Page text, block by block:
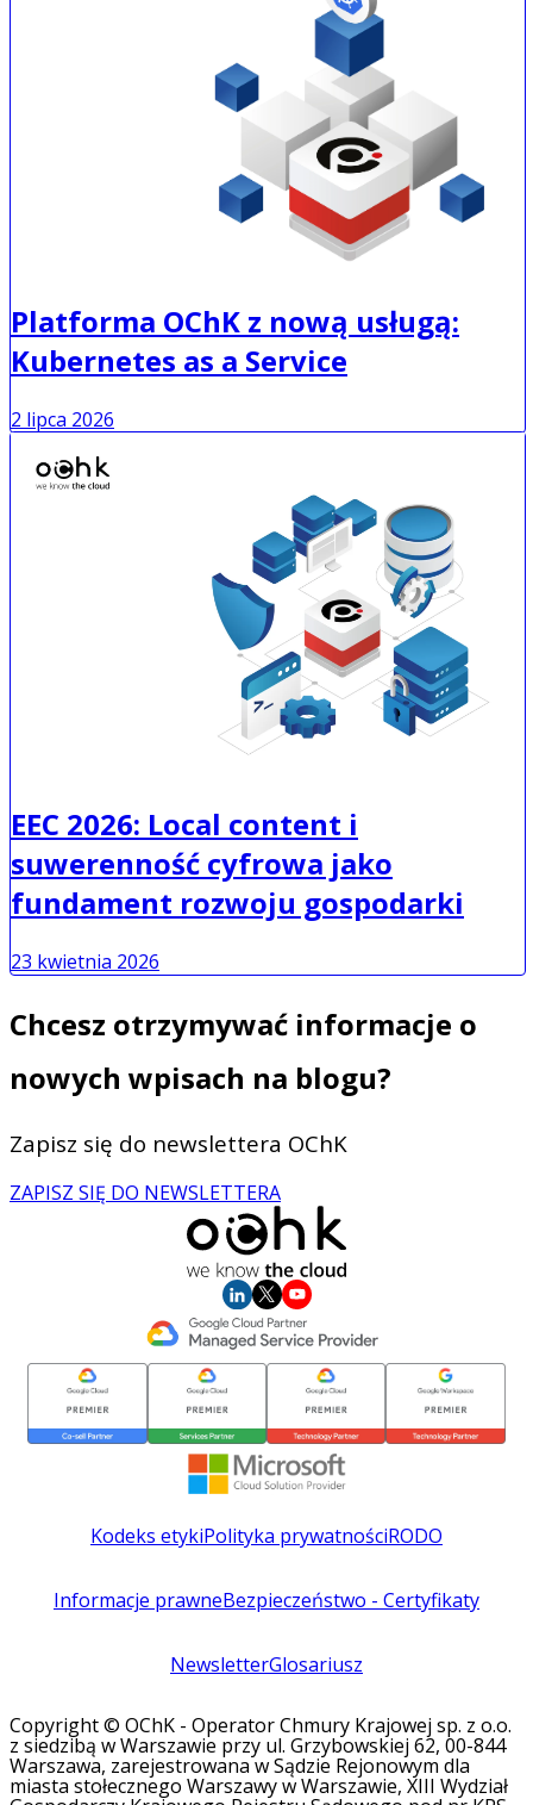
Platforma OChK z nową usługą:
Kubernetes as a Service
2 lipca 2026
EEC 2026: Local content i
suwerenność cyfrowa jako
fundament rozwoju gospodarki
23 kwietnia 2026
Chcesz otrzymywać informacje o
nowych wpisach na blogu?
Zapisz się do newslettera OChK
ZAPISZ SIĘ DO NEWSLETTERA
Kodeks etykiPolityka prywatnościRODO
Informacje prawneBezpieczeństwo - Certyfikaty
NewsletterGlosariusz
Copyright © OChK - Operator Chmury Krajowej sp. z o.o.
z siedzibą w Warszawie przy ul. Grzybowskiej 62, 00-844
Warszawa, zarejestrowana w Sądzie Rejonowym dla
miasta stołecznego Warszawy w Warszawie, XIII Wydział